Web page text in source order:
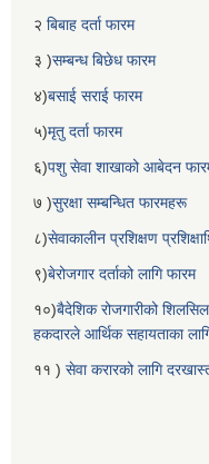
२ बिबाह दर्ता फारम
३ )सम्बन्ध बिछेध फारम
४)बसाई सराई फारम
५)मृतु दर्ता फारम
६)पशु सेवा शाखाको आबेदन
७ )सुरक्षा सम्बन्धित फारमहरू
८)सेवाकालीन प्रशिक्षण
९)बेरोजगार दर्ताको लागि फारम
१०)बैदेशिक रोजगारीको
हकदारले आर्थिक सहायताका
११ ) सेवा करारको लागि